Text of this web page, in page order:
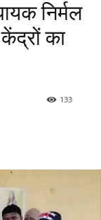
निर्मल
का
133